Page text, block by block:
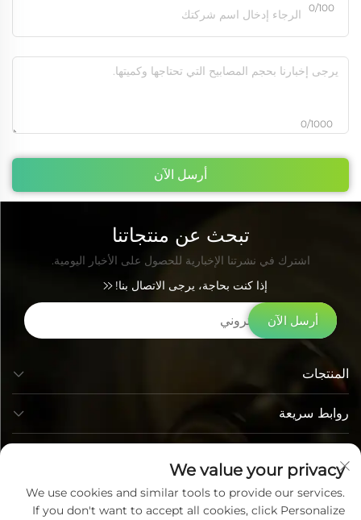
0/100
0/1000
أرسل الآن
تبحث عن منتجاتنا
اشترك في نشرتنا الإخبارية للحصول على الأخبار اليومية.
إذا كنت بحاجة، يرجى الاتصال بنا!
أرسل الآن
روابط سريعة
المنتجات
We value your privacy
We use cookies and similar tools to provide our services.
If you don't want to accept all cookies, click Personalize